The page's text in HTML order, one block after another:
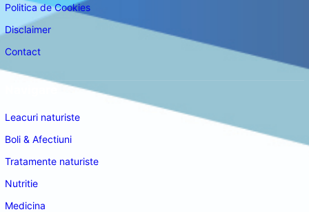
Politica de Cookies
Disclaimer
Contact
Leacuri naturiste
Boli & Afectiuni
Tratamente naturiste
Nutritie
Medicina